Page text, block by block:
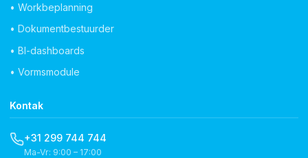
• Workbeplanning
• Dokumentbestuurder
• BI-dashboards
• Vormsmodule
Kontak
+31 299 744 744
Ma-Vr: 9:00 – 17:00